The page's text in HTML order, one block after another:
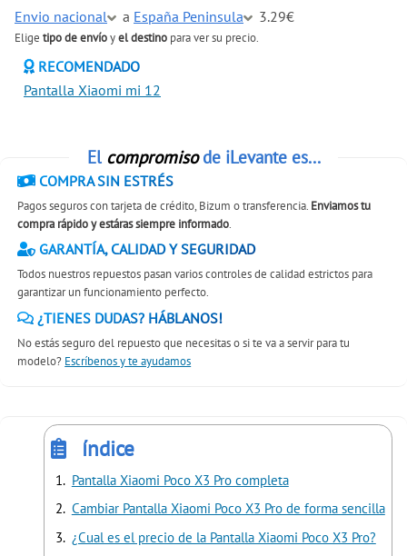
Envio nacional
a España Peninsula 3.29€
Elige tipo de envíoyel destino para ver su precio.
RECOMENDADO
Pantalla Xiaomi mi 12
El compromisode iLevante es...
COMPRA SIN ESTRÉS
Pagos seguros con tarjeta de crédito, Bizum o transferencia. Enviamos tu
compra rápido y estáras siempre informado.
GARANTÍA, CALIDAD Y SEGURIDAD
Todos nuestros repuestos pasan varios controles de calidad estrictos para
garantizar un funcionamiento perfecto.
¿TIENES DUDAS? HÁBLANOS!
No estás seguro del repuesto que necesitas o si te va a servir para tu
modelo? Escríbenos y te ayudamos
índice
Pantalla Xiaomi Poco X3 Pro completa
Cambiar Pantalla Xiaomi Poco X3 Pro de forma sencilla
¿Cual es el precio de la Pantalla Xiaomi Poco X3 Pro?